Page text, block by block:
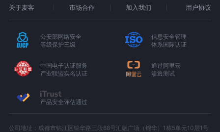
关于麦客 市场合作 加入我们 用户协议
公安部网络安全
等级保护三级
信息安全管理
体系国际认证
中国电子认证服务
产业联盟实名认证
通过阿里云
渗透测试
产品安全评估通过
公司地址：成都市锦江区锦华路三段88号汇融广场（锦华）1栋5单元10层1号